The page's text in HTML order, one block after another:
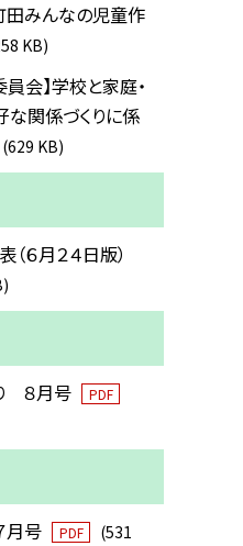
田みんなの児童作
KB)
会】学校と家庭・
な関係づくりに係
(629 KB)
６月２４日版）
８月号 PDF
月号 PDF
(531